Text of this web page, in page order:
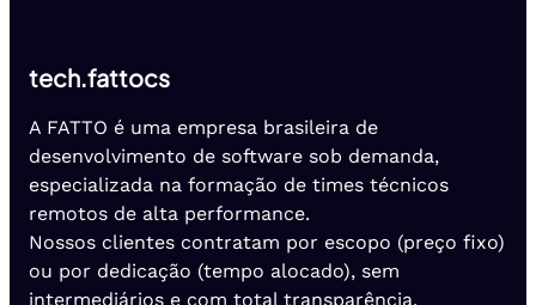
tech.fattocs
A FATTO é uma empresa brasileira de
desenvolvimento de software sob demanda,
especializada na formação de times técnicos
remotos de alta performance.
Nossos clientes contratam por escopo (preço fixo)
ou por dedicação (tempo alocado), sem
intermediários e com total transparência.